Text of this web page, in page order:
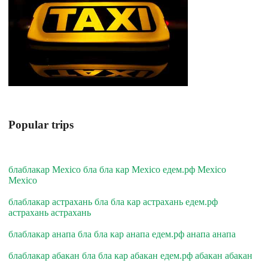
Popular trips
блаблакар Mexico бла бла кар Mexico едем.рф Mexico
Mexico
блаблакар астрахань бла бла кар астрахань едем.рф
астрахань астрахань
блаблакар анапа бла бла кар анапа едем.рф анапа анапа
блаблакар абакан бла бла кар абакан едем.рф абакан абакан